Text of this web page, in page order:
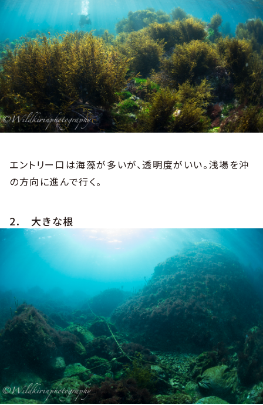
エントリー口は海藻が多いが、透明度がいい。浅場を沖
の方向に進んで行く。
2. 大きな根